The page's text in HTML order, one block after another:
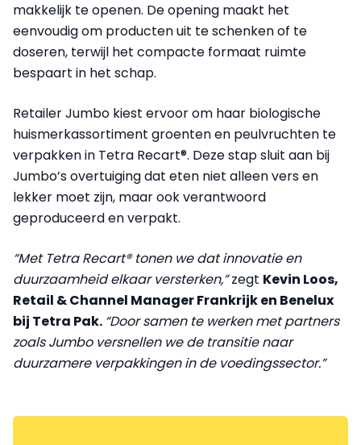
makkelijk te openen. De opening maakt het
eenvoudig om producten uit te schenken of te
doseren, terwijl het compacte formaat ruimte
bespaart in het schap.
Retailer Jumbo kiest ervoor om haar biologische
huismerkassortiment groenten en peulvruchten te
verpakken in Tetra Recart®. Deze stap sluit aan bij
Jumbo’s overtuiging dat eten niet alleen vers en
lekker moet zijn, maar ook verantwoord
geproduceerd en verpakt.
“Met Tetra Recart® tonen we dat innovatie en
duurzaamheid elkaar versterken,”zegt Kevin Loos,
Retail & Channel Manager Frankrijk en Benelux
bij Tetra Pak. “Door samen te werken met partners
zoals Jumbo versnellen we de transitie naar
duurzamere verpakkingen in de voedingssector.”